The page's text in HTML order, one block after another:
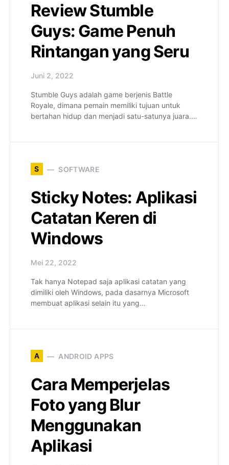
Review Stumble
Guys: Game Penuh
Rintangan yang Seru
Juni 2, 2022
Stumble Guys adalah game berjenis Battle
Royale, dimana pemain memiliki tujuan untuk
bertahan hidup dan menjadi satu-satunya juara.…
S SOFTWARE
Sticky Notes: Aplikasi
Catatan Keren di
Windows
Mei 22, 2022
Tak hanya Notepad saja aplikasi catatan yang
dimiliki oleh Windows, pada dasarnya Microsoft
membuat aplikasi selain itu yang…
A ANDROID APPS
Cara Memperjelas
Foto yang Blur
Menggunakan
Aplikasi